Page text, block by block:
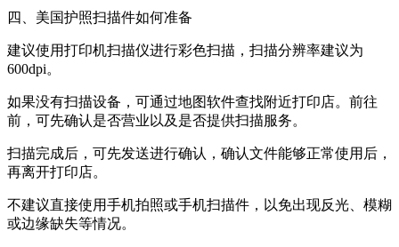
四、美国护照扫描件如何准备
建议使用打印机扫描仪进行彩色扫描，扫描分辨率建议为
600dpi。
如果没有扫描设备，可通过地图软件查找附近打印店。前往
前，可先确认是否营业以及是否提供扫描服务。
扫描完成后，可先发送进行确认，确认文件能够正常使用后，
再离开打印店。
不建议直接使用手机拍照或手机扫描件，以免出现反光、模糊
或边缘缺失等情况。